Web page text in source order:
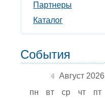
Партнеры
Каталог
События
Август 2026
пн
вт ср чт пт